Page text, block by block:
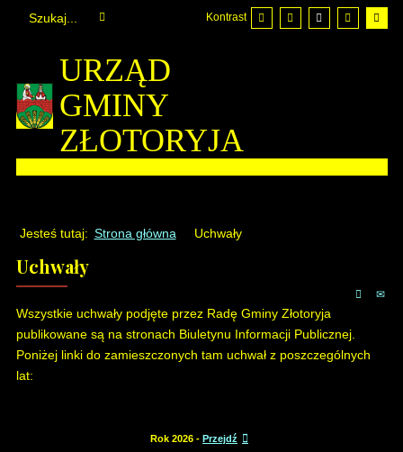
Kontrast
URZĄD
GMINY
ZŁOTORYJA
Jesteś tutaj: Strona główna Uchwały
Uchwały
Wszystkie uchwały podjęte przez Radę Gminy Złotoryja
publikowane są na stronach Biuletynu Informacji Publicznej.
Poniżej linki do zamieszczonych tam uchwał z poszczególnych
lat:
Rok 2026 - Przejdź